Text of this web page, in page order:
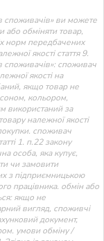
споживачів» ви можете
або обміняти товар,
норм передбачених
якості стаття 9.
споживачів»: споживач
якості на
якщо товар не
кольором,
використаний за
належної якості
споживач
1. п.22 закону
особа, яка купує,
чи замовити
з підприємницькою
працівника. обмін або
якщо не
вигляд, споживчі
документ,
умови обміну /